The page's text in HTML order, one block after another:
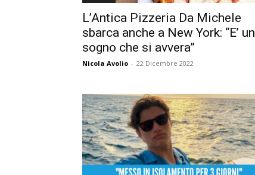
L’Antica Pizzeria Da Michele
sbarca anche a New York: “E’ un
sogno che si avvera”
Nicola Avolio - 22 Dicembre 2022